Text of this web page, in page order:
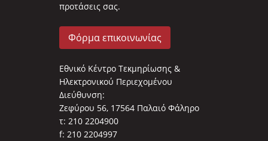
προτάσεις σας.
Φόρμα επικοινωνίας
Εθνικό Κέντρο Τεκμηρίωσης &
Ηλεκτρονικού Περιεχομένου
Διεύθυνση:
Ζεφύρου 56, 17564 Παλαιό Φάληρο
τ: 210 2204900
f: 210 2204997